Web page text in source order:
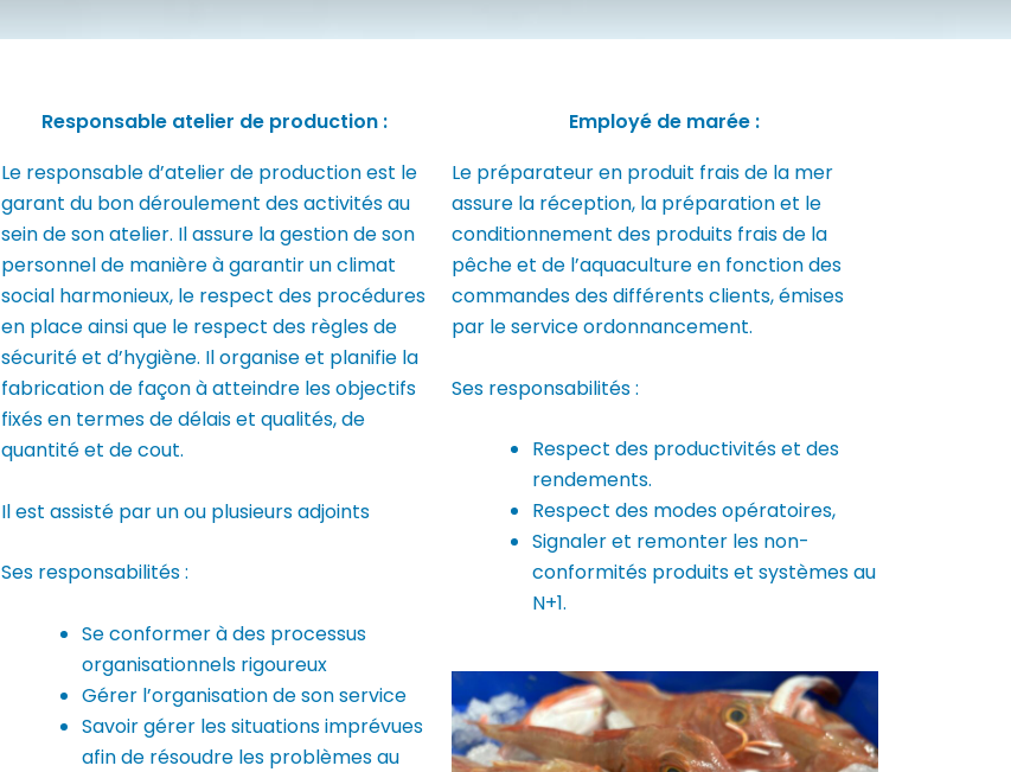
Responsable atelier de production :
Le responsable d’atelier de production est le
garant du bon déroulement des activités au
sein de son atelier. Il assure la gestion de son
personnel de manière à garantir un climat
social harmonieux, le respect des procédures
en place ainsi que le respect des règles de
sécurité et d’hygiène. Il organise et planifie la
fabrication de façon à atteindre les objectifs
fixés en termes de délais et qualités, de
quantité et de cout.
Il est assisté par un ou plusieurs adjoints
Ses responsabilités :
Se conformer à des processus
organisationnels rigoureux
Gérer l’organisation de son service
Savoir gérer les situations imprévues
afin de résoudre les problèmes au
Employé de marée :
Le préparateur en produit frais de la mer
assure la réception, la préparation et le
conditionnement des produits frais de la
pêche et de l’aquaculture en fonction des
commandes des différents clients, émises
par le service ordonnancement.
Ses responsabilités :
Respect des productivités et des
rendements.
Respect des modes opératoires,
Signaler et remonter les non-
conformités produits et systèmes au
N+1.